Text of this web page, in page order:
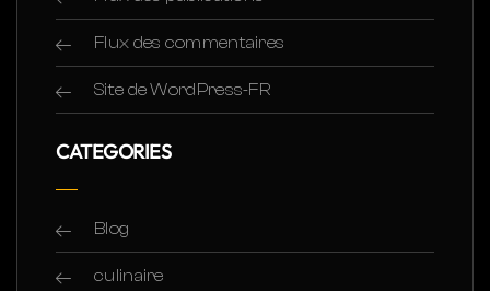
Flux des commentaires
Site de WordPress-FR
CATEGORIES
Blog
culinaire